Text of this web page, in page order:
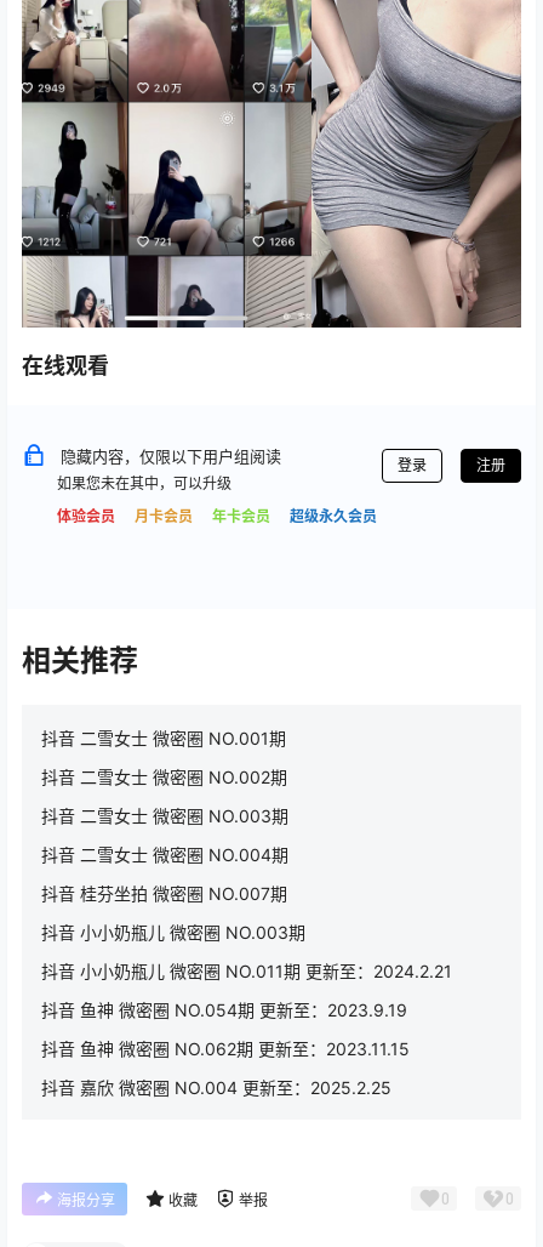
在线观看
隐藏内容，仅限以下用户组阅读
如果您未在其中，可以升级
体验会员
月卡会员 年卡会员 超级永久会员
登录 注册
相关推荐
抖音 二雪女士 微密圈 NO.001期
抖音 二雪女士 微密圈 NO.002期
抖音 二雪女士 微密圈 NO.003期
抖音 二雪女士 微密圈 NO.004期
抖音 桂芬坐拍 微密圈 NO.007期
抖音 小小奶瓶儿 微密圈 NO.003期
抖音 小小奶瓶儿 微密圈 NO.011期 更新至：2024.2.21
抖音 鱼神 微密圈 NO.054期 更新至：2023.9.19
抖音 鱼神 微密圈 NO.062期 更新至：2023.11.15
抖音 嘉欣 微密圈 NO.004 更新至：2025.2.25
海报分享 收藏 举报 0 0